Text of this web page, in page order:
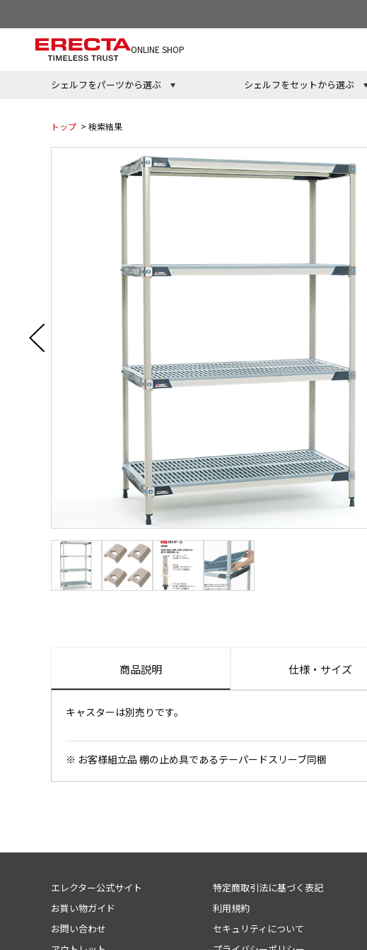
ONLINE SHOP
シェルフをパーツから選ぶ シェルフをセットから選ぶ
トップ > 検索結果
商品説明 仕様・サイズ
キャスターは別売りです。
※ お客様組立品 棚の止め具であるテーパードスリーブ同梱
エレクター公式サイト
お買い物ガイド
お問い合わせ
特定商取引法に基づく表記
利用規約
セキュリティについて